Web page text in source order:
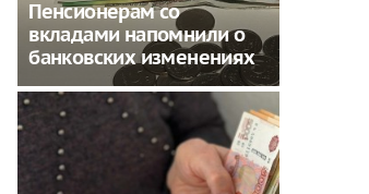
Пенсионерам со
вкладами напомнили о
банковских изменениях